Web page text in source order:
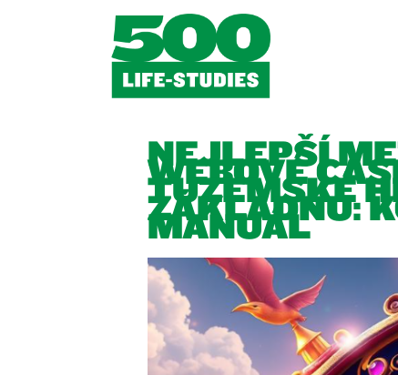
NEJLEPŠÍ
WEBOVÉ
TUZEMSKÉ
ZÁKLADNU:
MANUÁL